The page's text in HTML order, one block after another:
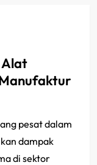
Alat
pesat dalam
dampak
di sektor